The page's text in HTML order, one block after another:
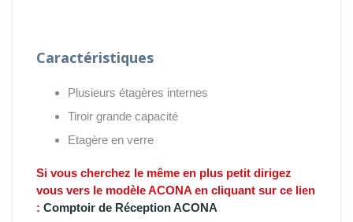
Caractéristiques
Plusieurs étagères internes
Tiroir grande capacité
Etagère en verre
Si vous cherchez le même en plus petit dirigez
vous vers le modèle ACONA en cliquant sur ce lien
: Comptoir de Réception ACONA